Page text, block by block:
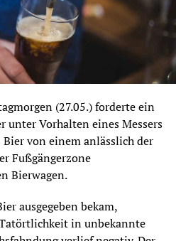
(27.05.) forderte ein
unter Vorhalten eines Messers
Bier von einem anlässlich der
Fußgängerzone
Bierwagen.
ausgegeben bekam,
in unbekannte